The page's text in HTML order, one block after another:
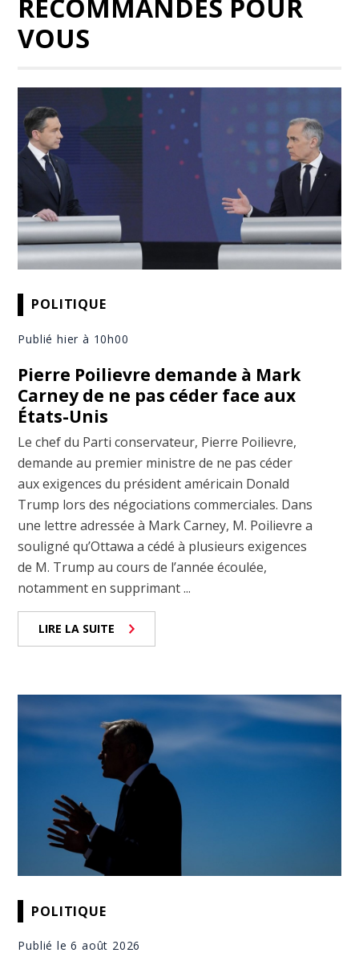
RECOMMANDÉS POUR
VOUS
POLITIQUE
Publié hier à 10h00
Pierre Poilievre demande à Mark
Carney de ne pas céder face aux
États-Unis
Le chef du Parti conservateur, Pierre Poilievre,
demande au premier ministre de ne pas céder
aux exigences du président américain Donald
Trump lors des négociations commerciales. Dans
une lettre adressée à Mark Carney, M. Poilievre a
souligné qu’Ottawa a cédé à plusieurs exigences
de M. Trump au cours de l’année écoulée,
notamment en supprimant ...
LIRE LA SUITE
POLITIQUE
Publié le 6 août 2026